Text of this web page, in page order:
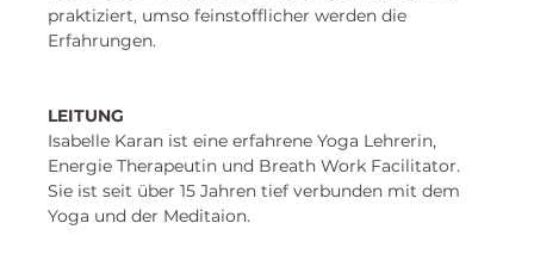
praktiziert, umso feinstofflicher werden die
Erfahrungen.
LEITUNG
Isabelle Karan ist eine erfahrene Yoga Lehrerin,
Energie Therapeutin und Breath Work Facilitator.
Sie ist seit über 15 Jahren tief verbunden mit dem
Yoga und der Meditaion.